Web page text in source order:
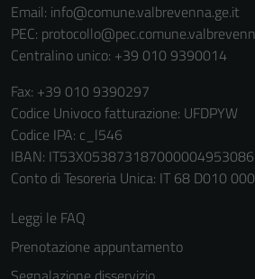
Email: info@comune.valbrevenna.ge.it
PEC:
Centralino unico: +39 010 9390014
Fax: +39 010 9390297
Codice Univoco fatturazione: UFDPYW
Codice IPA: c_l546
IBAN:
Conto di Tesoreria Unica: IT 68 D010
Leggi le FAQ
Prenotazione appuntamento